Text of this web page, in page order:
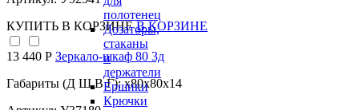
полотенец
Дозаторы,
стаканы
и
держатели
Ершики
Крючки
КУПИТЬ В КОРЗИНЕ В КОРЗИНЕ
13 440 Р Зеркало-шкаф 80 3д
Габариты (Д Ш В Г): x80x80x14